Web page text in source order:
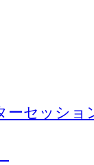
ーセッショ